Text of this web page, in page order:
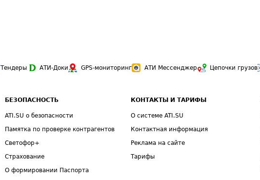
Тендеры АТИ-Доки GPS-мониторинг АТИ Мессенджер Цепочки грузов
БЕЗОПАСНОСТЬ
ATI.SU о безопасности
Памятка по проверке контрагентов
Светофор+
Страхование
О формировании Паспорта
КОНТАКТЫ И ТАРИФЫ
О системе ATI.SU
Контактная информация
Реклама на сайте
Тарифы